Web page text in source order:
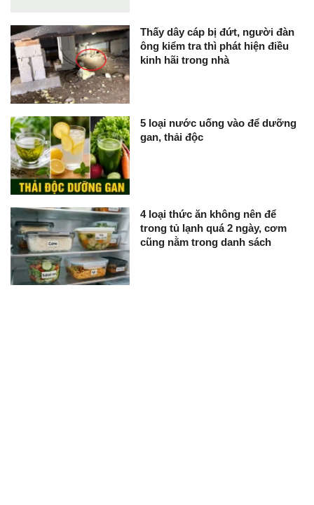
Thấy dây cáp bị đứt, người đàn
ông kiểm tra thì phát hiện điều
kinh hãi trong nhà
5 loại nước uống vào để dưỡng
gan, thải độc
4 loại thức ăn không nên để
trong tủ lạnh quá 2 ngày, cơm
cũng nằm trong danh sách